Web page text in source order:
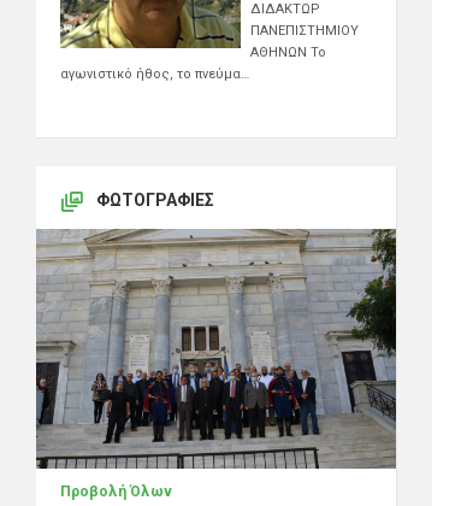
ΔΙΔΑΚΤΩΡ
ΠΑΝΕΠΙΣΤΗΜΙΟΥ
ΑΘΗΝΩΝ Το
αγωνιστικό ήθος, το πνεύμα…
ΦΩΤΟΓΡΑΦΊΕΣ
Προβολή Όλων